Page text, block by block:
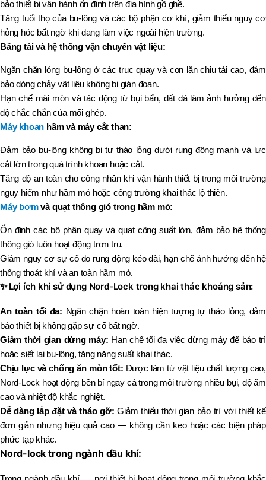
bảo thiết bị vận hành ổn định trên địa hình gồ ghề.
Tăng tuổi thọ của bu-lông và các bộ phận cơ khí, giảm thiểu nguy cơ
hỏng hóc bất ngờ khi đang làm việc ngoài hiện trường.
Băng tải và hệ thống vận chuyển vật liệu:
Ngăn chặn lỏng bu-lông ở các trục quay và con lăn chịu tải cao, đảm
bảo dòng chảy vật liệu không bị gián đoạn.
Hạn chế mài mòn và tác động từ bụi bẩn, đất đá làm ảnh hưởng đến
độ chắc chắn của mối ghép.
Máy khoan hầm và máy cắt than:
Đảm bảo bu-lông không bị tự tháo lỏng dưới rung động mạnh và lực
cắt lớn trong quá trình khoan hoặc cắt.
Tăng độ an toàn cho công nhân khi vận hành thiết bị trong môi trường
nguy hiểm như hầm mỏ hoặc công trường khai thác lộ thiên.
Máy bơmvà quạt thông gió trong hầm mỏ:
Ổn định các bộ phận quay và quạt công suất lớn, đảm bảo hệ thống
thông gió luôn hoạt động trơn tru.
Giảm nguy cơ sự cố do rung động kéo dài, hạn chế ảnh hưởng đến hệ
thống thoát khí và an toàn hầm mỏ.
✨Lợi ích khi sử dụng Nord-Lock trong khai thác khoáng sản:
An toàn tối đa: Ngăn chặn hoàn toàn hiện tượng tự tháo lỏng, đảm
bảo thiết bị không gặp sự cố bất ngờ.
Giảm thời gian dừng máy: Hạn chế tối đa việc dừng máy để bảo trì
hoặc siết lại bu-lông, tăng năng suất khai thác.
Chịu lực và chống ăn mòn tốt: Được làm từ vật liệu chất lượng cao,
Nord-Lock hoạt động bền bỉ ngay cả trong môi trường nhiều bụi, độ ẩm
cao và nhiệt độ khắc nghiệt.
Dễ dàng lắp đặt và tháo gỡ: Giảm thiểu thời gian bảo trì với thiết kế
đơn giản nhưng hiệu quả cao — không cần keo hoặc các biện pháp
phức tạp khác.
Nord-lock trong ngành dầu khí: